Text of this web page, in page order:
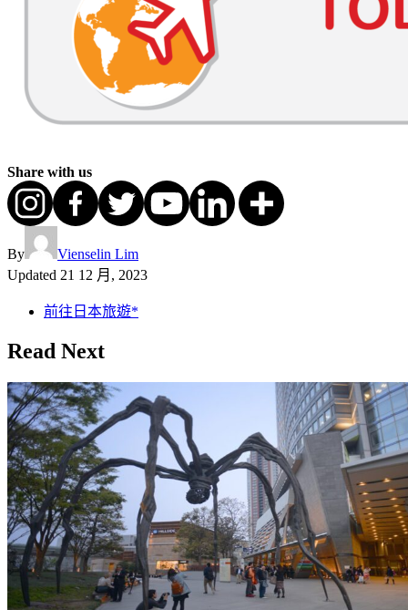
Share with us
By
Vienselin Lim
Updated 21 12 月, 2023
前往日本旅遊*
Read Next